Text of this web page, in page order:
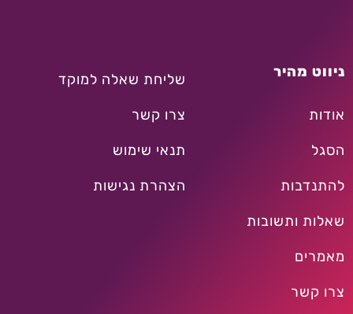
ניווט מהיר
אודות
הסגל
להתנדבות
שאלות ותשובות
מאמרים
צרו קשר
שליחת שאלה למוקד
צרו קשר
תנאי שימוש
הצהרת נגישות